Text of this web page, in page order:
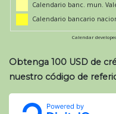
Calendario banc. mun.
Calendario bancario
Calendar
Obtenga 100 USD de
nuestro código de